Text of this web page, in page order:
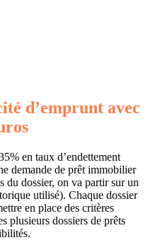
d’emprunt avec
en taux d’endettement
demande de prêt immobilier
du dossier, on va partir sur un
utilisé). Chaque dossier
en place des critères
plusieurs dossiers de prêts